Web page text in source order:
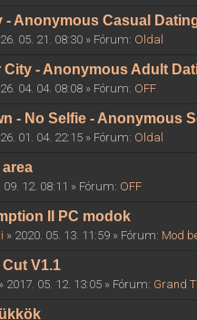
- Anonymous Casual
05. 21. 08:30 » Fórum: Oldal
City - Anonymous Adult
04. 04. 08:08 » Fórum: OFF
- No Selfie - Anonymous
01. 04. 22:15 » Fórum: Oldal
09. 12. 08:11 » Fórum: OFF
II PC modok
» 2020. 05. 13. 11:59 » Fórum: Mod
V1.1
» 2017. 05. 12. 13:05 » Fórum: Grand